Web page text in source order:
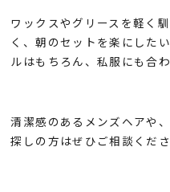
ワックスやグリースを軽く
く、朝のセットを楽にした
ルはもちろん、私服にも合
清潔感のあるメンズヘアや
探しの方はぜひご相談くださ